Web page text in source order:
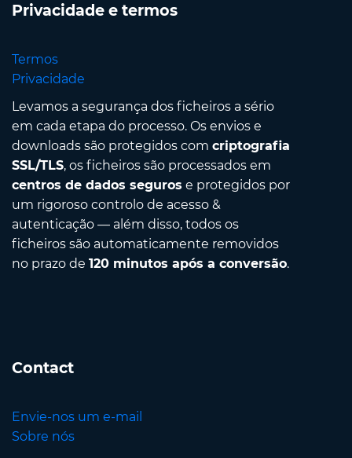
Privacidade e termos
Termos
Privacidade
Levamos a segurança dos ficheiros a sério
em cada etapa do processo. Os envios e
downloads são protegidos com criptografia
SSL/TLS, os ficheiros são processados em
centros de dados seguros e protegidos por
um rigoroso controlo de acesso &
autenticação — além disso, todos os
ficheiros são automaticamente removidos
no prazo de 120 minutos após a conversão.
Contact
Envie-nos um e-mail
Sobre nós